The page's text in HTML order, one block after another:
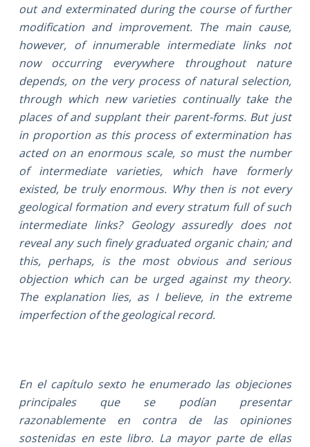
out and exterminated during the course of further
modification and improvement. The main cause,
however, of innumerable intermediate links not
now occurring everywhere throughout nature
depends, on the very process of natural selection,
through which new varieties continually take the
places of and supplant their parent-forms. But just
in proportion as this process of extermination has
acted on an enormous scale, so must the number
of intermediate varieties, which have formerly
existed, be truly enormous. Why then is not every
geological formation and every stratum full of such
intermediate links? Geology assuredly does not
reveal any such finely graduated organic chain; and
this, perhaps, is the most obvious and serious
objection which can be urged against my theory.
The explanation lies, as I believe, in the extreme
imperfection of the geological record.
En el capítulo sexto he enumerado las objeciones
principales que se podían presentar
razonablemente en contra de las opiniones
sostenidas en este libro. La mayor parte de ellas